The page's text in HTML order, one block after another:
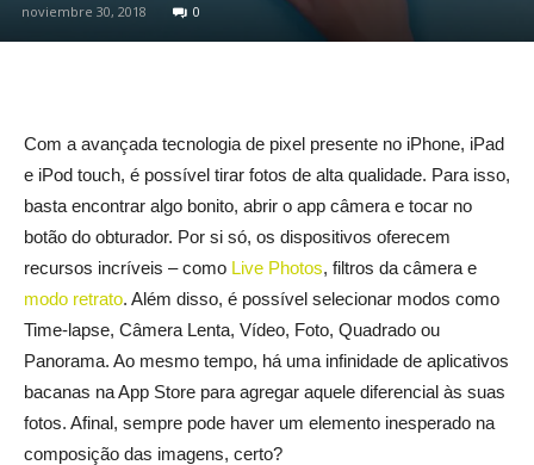
noviembre 30, 2018 0
Com a avançada tecnologia de pixel presente no iPhone, iPad
e iPod touch, é possível tirar fotos de alta qualidade. Para isso,
basta encontrar algo bonito, abrir o app câmera e tocar no
botão do obturador. Por si só, os dispositivos oferecem
recursos incríveis – como Live Photos, filtros da câmera e
modo retrato. Além disso, é possível selecionar modos como
Time-lapse, Câmera Lenta, Vídeo, Foto, Quadrado ou
Panorama. Ao mesmo tempo, há uma infinidade de aplicativos
bacanas na App Store para agregar aquele diferencial às suas
fotos. Afinal, sempre pode haver um elemento inesperado na
composição das imagens, certo?